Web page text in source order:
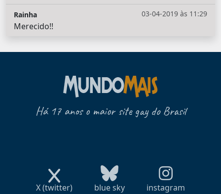
03-04-2019 às 11:29
Rainha
Merecido!!
Há 17 anos o maior site gay do Brasil
X (twitter) blue sky instagram